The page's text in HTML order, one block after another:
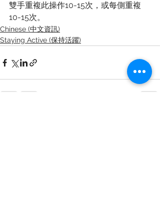
雙手重複此操作10-15次，或每側重複
10-15次。
Chinese (中文資訊)
Staying Active (保持活躍)